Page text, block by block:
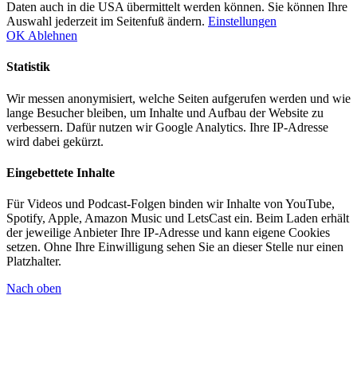
Daten auch in die USA übermittelt werden können. Sie können Ihre
Auswahl jederzeit im Seitenfuß ändern. Einstellungen
OK Ablehnen
Statistik
Wir messen anonymisiert, welche Seiten aufgerufen werden und wie
lange Besucher bleiben, um Inhalte und Aufbau der Website zu
verbessern. Dafür nutzen wir Google Analytics. Ihre IP-Adresse
wird dabei gekürzt.
Eingebettete Inhalte
Für Videos und Podcast-Folgen binden wir Inhalte von YouTube,
Spotify, Apple, Amazon Music und LetsCast ein. Beim Laden erhält
der jeweilige Anbieter Ihre IP-Adresse und kann eigene Cookies
setzen. Ohne Ihre Einwilligung sehen Sie an dieser Stelle nur einen
Platzhalter.
Nach oben